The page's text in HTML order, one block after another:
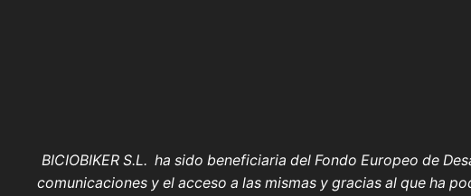
BICIOBIKER S.L. ha sido beneficiaria del Fondo Europeo de
comunicaciones y el acceso a las mismas y gracias al que ha